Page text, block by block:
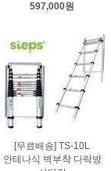
597,000원
[무료배송] TS-10L
안테나식 벽부착 다락방